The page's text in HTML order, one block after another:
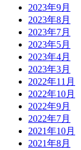
2023年9月
2023年8月
2023年7月
2023年5月
2023年4月
2023年3月
2022年11月
2022年10月
2022年9月
2022年7月
2021年10月
2021年8月